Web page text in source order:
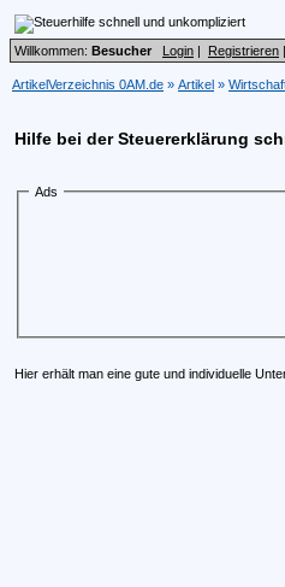
Willkommen: Besucher Login | Registrieren |
ArtikelVerzeichnis 0AM.de » Artikel »
Hilfe bei der Steuererklärung
Ads
Hier erhält man eine gute und individuelle